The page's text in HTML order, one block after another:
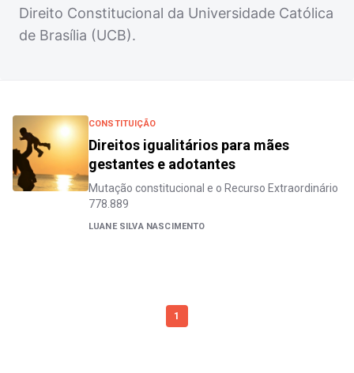
Direito Constitucional da Universidade Católica
de Brasília (UCB).
CONSTITUIÇÃO
Direitos igualitários para mães
gestantes e adotantes
Mutação constitucional e o Recurso Extraordinário
778.889
LUANE SILVA NASCIMENTO
1